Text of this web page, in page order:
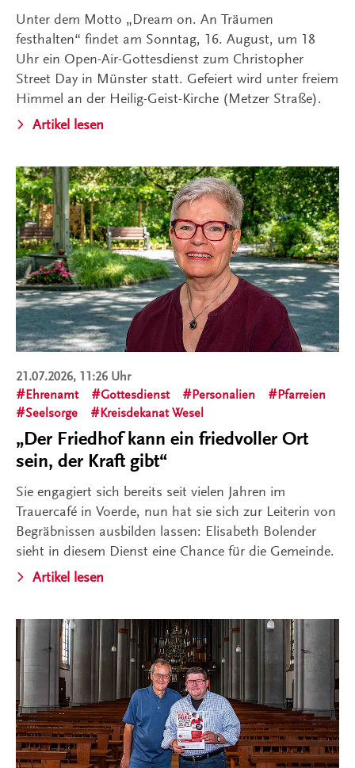
Unter dem Motto „Dream on. An Träumen
festhalten“ findet am Sonntag, 16. August, um 18
Uhr ein Open-Air-Gottesdienst zum Christopher
Street Day in Münster statt. Gefeiert wird unter freiem
Himmel an der Heilig-Geist-Kirche (Metzer Straße).
Artikel lesen
21.07.2026, 11:26 Uhr
Ehrenamt
Gottesdienst Personalien
Pfarreien
Seelsorge
Kreisdekanat Wesel
„Der Friedhof kann ein friedvoller Ort
sein, der Kraft gibt“
Sie engagiert sich bereits seit vielen Jahren im
Trauercafé in Voerde, nun hat sie sich zur Leiterin von
Begräbnissen ausbilden lassen: Elisabeth Bolender
sieht in diesem Dienst eine Chance für die Gemeinde.
Artikel lesen